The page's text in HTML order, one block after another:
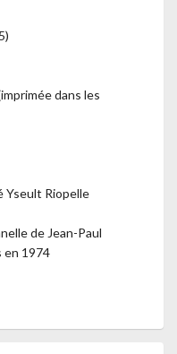
dans les
Yseult Riopelle
de Jean-Paul
en 1974